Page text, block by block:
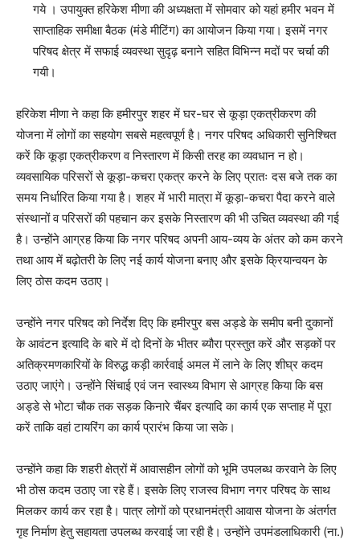
गये । उपायुक्त हरिकेश मीणा की अध्यक्षता में सोमवार को यहां हमीर भवन में
साप्ताहिक समीक्षा बैठक (मंडे मीटिंग) का आयोजन किया गया। इसमें नगर
परिषद क्षेत्र में सफाई व्यवस्था सुदृढ़ बनाने सहित विभिन्न मदों पर चर्चा की
गयी।
हरिकेश मीणा ने कहा कि हमीरपुर शहर में घर-घर से कूड़ा एकत्रीकरण की
योजना में लोगों का सहयोग सबसे महत्वपूर्ण है। नगर परिषद अधिकारी सुनिश्चित
करें कि कूड़ा एकत्रीकरण व निस्तारण में किसी तरह का व्यवधान न हो।
व्यवसायिक परिसरों से कूड़ा-कचरा एकत्र करने के लिए प्रातः दस बजे तक का
समय निर्धारित किया गया है। शहर में भारी मात्रा में कूड़ा-कचरा पैदा करने वाले
संस्थानों व परिसरों की पहचान कर इसके निस्तारण की भी उचित व्यवस्था की गई
है। उन्होंने आग्रह किया कि नगर परिषद अपनी आय-व्यय के अंतर को कम करने
तथा आय में बढ़ोतरी के लिए नई कार्य योजना बनाए और इसके क्रियान्वयन के
लिए ठोस कदम उठाए।
उन्होंने नगर परिषद को निर्देश दिए कि हमीरपुर बस अड्डे के समीप बनी दुकानों
के आवंटन इत्यादि के बारे में दो दिनों के भीतर ब्यौरा प्रस्तुत करें और सड़कों पर
अतिक्रमणकारियों के विरुद्ध कड़ी कार्रवाई अमल में लाने के लिए शीघ्र कदम
उठाए जाएंगे। उन्होंने सिंचाई एवं जन स्वास्थ्य विभाग से आग्रह किया कि बस
अड्डे से भोटा चौक तक सड़क किनारे चैंबर इत्यादि का कार्य एक सप्ताह में पूरा
करें ताकि वहां टायरिंग का कार्य प्रारंभ किया जा सके।
उन्होंने कहा कि शहरी क्षेत्रों में आवासहीन लोगों को भूमि उपलब्ध करवाने के लिए
भी ठोस कदम उठाए जा रहे हैं। इसके लिए राजस्व विभाग नगर परिषद के साथ
मिलकर कार्य कर रहा है। पात्र लोगों को प्रधानमंत्री आवास योजना के अंतर्गत
गृह निर्माण हेतु सहायता उपलब्ध करवाई जा रही है। उन्होंने उपमंडलाधिकारी (ना.)